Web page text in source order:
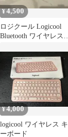
¥4,500
ロジクール Logicool
Bluetooth ワイヤレスキ
¥4,000
logicool ワイヤレス キ
ーボード